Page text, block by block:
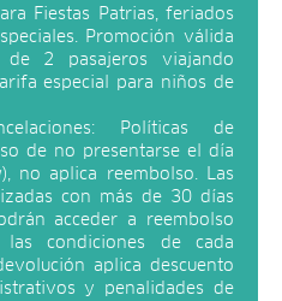
Fiestas Patrias, feriados
Promoción válida
2 pasajeros viajando
especial para niños de
Políticas de
de no presentarse el día
no aplica reembolso. Las
con más de 30 días
acceder a reembolso
condiciones de cada
aplica descuento
y penalidades de